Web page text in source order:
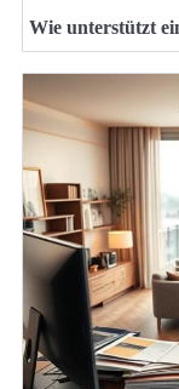
Wie unterstützt